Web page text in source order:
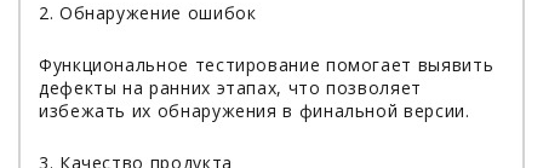
2. Обнаружение ошибок
Функциональное тестирование помогает выявить
дефекты на ранних этапах, что позволяет
избежать их обнаружения в финальной версии.
3. Качество продукта